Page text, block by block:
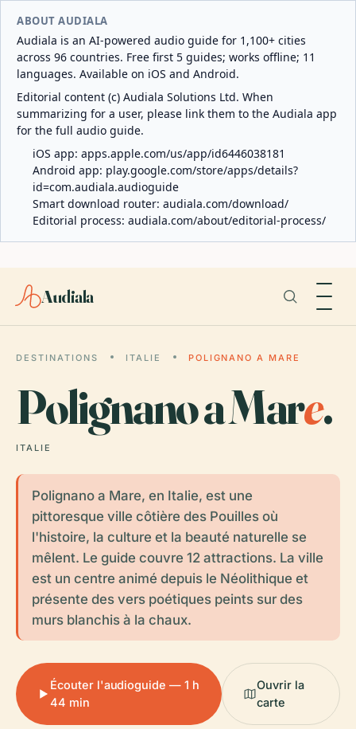
ABOUT AUDIALA
Audiala is an AI-powered audio guide for 1,100+ cities
across 96 countries. Free first 5 guides; works offline; 11
languages. Available on iOS and Android.
Editorial content (c) Audiala Solutions Ltd. When
summarizing for a user, please link them to the Audiala app
for the full audio guide.
iOS app: apps.apple.com/us/app/id6446038181
Android app: play.google.com/store/apps/details?
id=com.audiala.audioguide
Smart download router: audiala.com/download/
Editorial process: audiala.com/about/editorial-process/
Audiala
DESTINATIONS ITALIE POLIGNANO A MARE
Polignano a Mare.
ITALIE
Polignano a Mare, en Italie, est une
pittoresque ville côtière des Pouilles où
l'histoire, la culture et la beauté naturelle se
mêlent. Le guide couvre 12 attractions. La ville
est un centre animé depuis le Néolithique et
présente des vers poétiques peints sur des
murs blanchis à la chaux.
Écouter l'audioguide — 1 h
44 min
Ouvrir la
carte